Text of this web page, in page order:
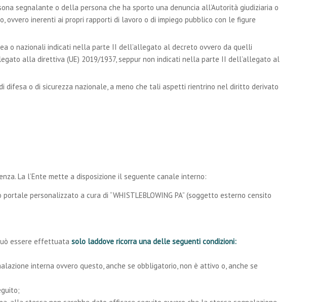
segnalante o della persona che ha sporto una denuncia all’Autorità giudiziaria o
inerenti ai propri rapporti di lavoro o di impiego pubblico con le figure
o nazionali indicati nella parte II dell’allegato al decreto ovvero da quelli
alla direttiva (UE) 2019/1937, seppur non indicati nella parte II dell’allegato al
difesa o di sicurezza nazionale, a meno che tali aspetti rientrino nel diritto derivato
La l’Ente mette a disposizione il seguente canale interno:
personalizzato a cura di “WHISTLEBLOWING PA” (soggetto esterno censito
essere effettuata solo laddove ricorra una delle seguenti condizioni:
interna ovvero questo, anche se obbligatorio, non è attivo o, anche se